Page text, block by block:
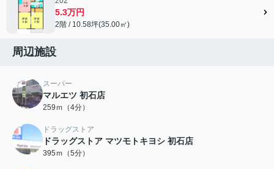
5.3万円
2階 / 10.58坪(35.00㎡)
周辺施設
スーパー
マルエツ 初石店
259ｍ（4分）
ドラッグストア
ドラッグストア マツモトキヨシ 初石店
395ｍ（5分）